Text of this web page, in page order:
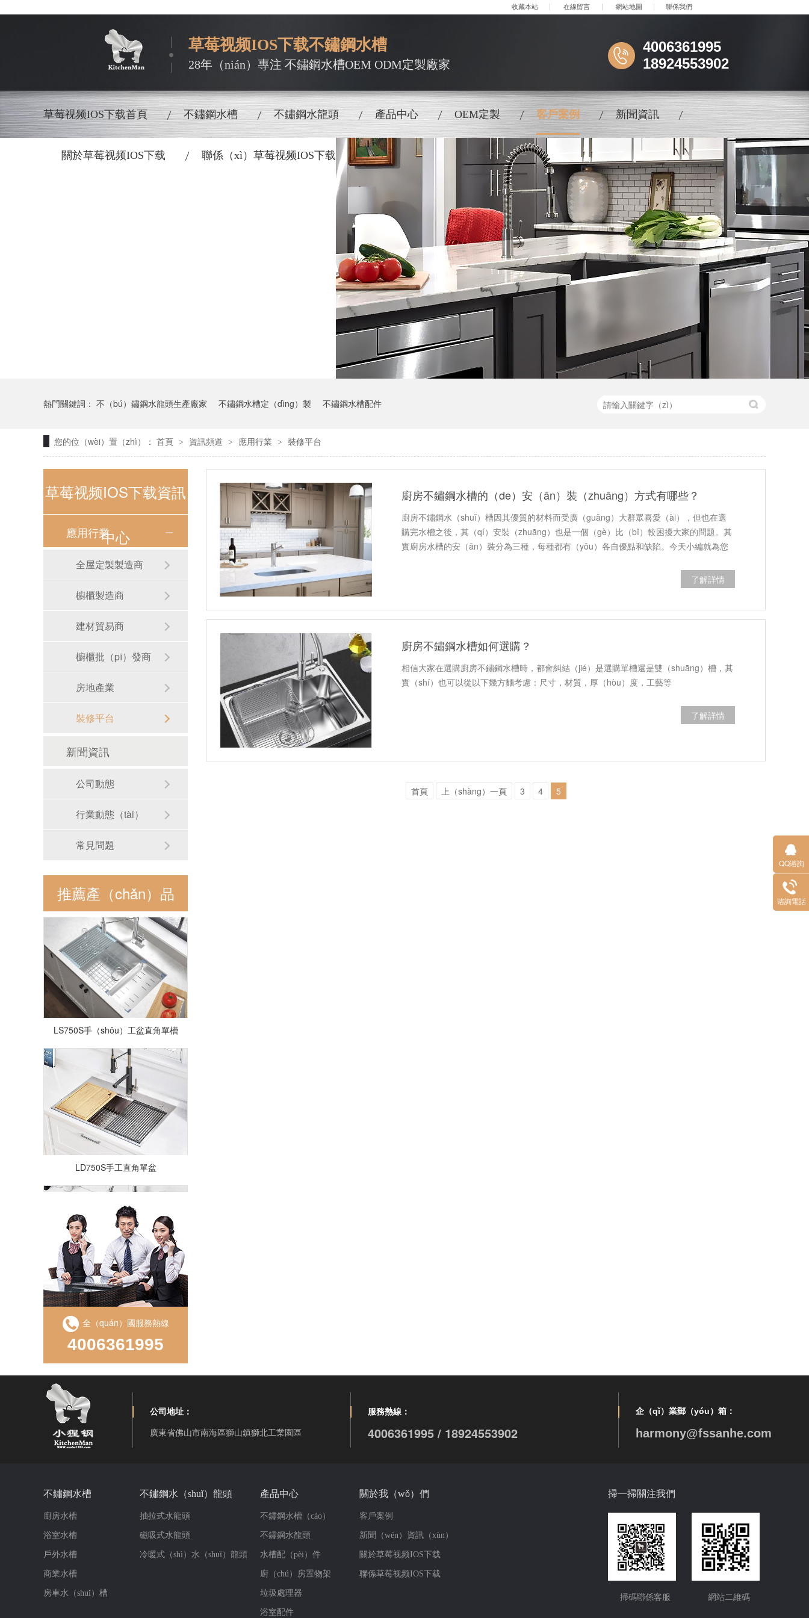
收藏本站 在線留言 網站地圖 聯係我們
草莓视频IOS下载不鏽鋼水槽
28年（nián）專注 不鏽鋼水槽OEM ODM定製廠家
4006361995
18924553902
草莓视频IOS下载首頁 不鏽鋼水槽 不鏽鋼水龍頭 產品中心 OEM定製 客戶案例 新聞資訊
關於草莓视频IOS下载 聯係（xì）草莓视频IOS下载
熱門關鍵詞： 不（bú）鏽鋼水龍頭生產廠家 不鏽鋼水槽定（dìng）製 不鏽鋼水槽配件
您的位（wèi）置（zhì）： 首頁 > 資訊頻道 > 應用行業 > 裝修平台
廚房不鏽鋼水槽的（de）安（ān）裝（zhuāng）方式有哪些？
廚房不鏽鋼水（shuǐ）槽因其優質的材料而受廣（guǎng）大群眾喜愛（ài），但也在選
購完水槽之後，其（qí）安裝（zhuāng）也是一個（gè）比（bǐ）較困擾大家的問題。其
實廚房水槽的安（ān）裝分為三種，每種都有（yǒu）各自優點和缺陷。今天小編就為您
了解詳情
廚房不鏽鋼水槽如何選購？
相信大家在選購廚房不鏽鋼水槽時，都會糾結（jié）是選購單槽還是雙（shuāng）槽，其
實（shí）也可以從以下幾方麵考慮：尺寸，材質，厚（hòu）度，工藝等
了解詳情
首頁 上（shàng）一頁 3 4 5
草莓视频IOS下载資訊
中心
應用行業
全屋定製製造商
櫥櫃製造商
建材貿易商
櫥櫃批（pī）發商
房地產業
裝修平台
新聞資訊
公司動態
行業動態（tài）
常見問題
推薦產（chǎn）品
RB-S01手工圓形洗手盆
LZ-D2318-10手工直角單盆
LS750S手（shǒu）工盆直角單槽
LD750S手工直角單盆
LS850D手工盆直角雙槽（cáo）
LD850D手工直角雙盆
全（quán）國服務熱線
4006361995
公司地址：
廣東省佛山市南海區獅山鎮獅北工業園區
服務熱線：
4006361995 / 18924553902
企（qǐ）業郵（yóu）箱：
harmony@fssanhe.com
不鏽鋼水槽
廚房水槽
浴室水槽
戶外水槽
商業水槽
房車水（shuǐ）槽
不鏽鋼水（shuǐ）龍頭
抽拉式水龍頭
磁吸式水龍頭
冷暖式（shì）水（shuǐ）龍頭
產品中心
不鏽鋼水槽（cáo）
不鏽鋼水龍頭
水槽配（pèi）件
廚（chú）房置物架
垃圾處理器
浴室配件
關於我（wǒ）們
客戶案例
新聞（wén）資訊（xùn）
關於草莓视频IOS下载
聯係草莓视频IOS下载
掃一掃關注我們
掃碼聯係客服 網站二維碼
QQ谘詢
谘詢電話
（huà）